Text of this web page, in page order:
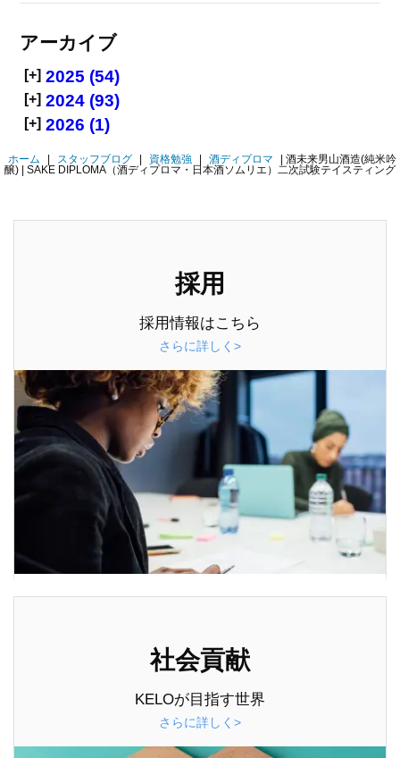
アーカイブ
[+] 2025 (54)
[+] 2024 (93)
[+] 2026 (1)
ホーム | スタッフブログ | 資格勉強 | 酒ディプロマ | 酒未来男山酒造(純米吟
醸) | SAKE DIPLOMA（酒ディプロマ・日本酒ソムリエ）二次試験テイスティング
採用
採用情報はこちら
さらに詳しく>
社会貢献
KELOが目指す世界
さらに詳しく>